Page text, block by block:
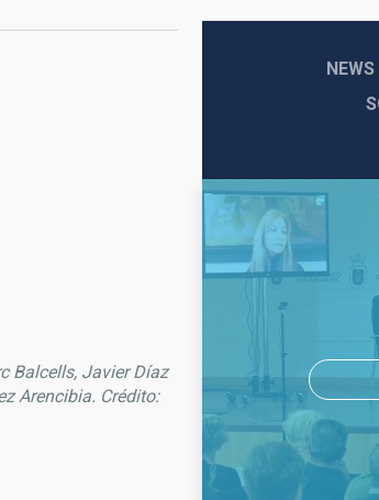
Balcells, Javier Díaz
Arencibia. Crédito: